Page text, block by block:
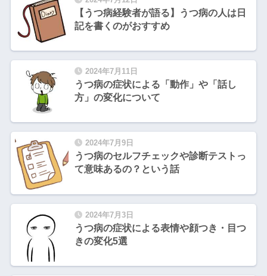
【うつ病経験者が語る】うつ病の人は日
記を書くのがおすすめ
2024年7月11日
うつ病の症状による「動作」や「話し
方」の変化について
2024年7月9日
うつ病のセルフチェックや診断テストっ
て意味あるの？という話
2024年7月3日
うつ病の症状による表情や顔つき・目つ
きの変化5選